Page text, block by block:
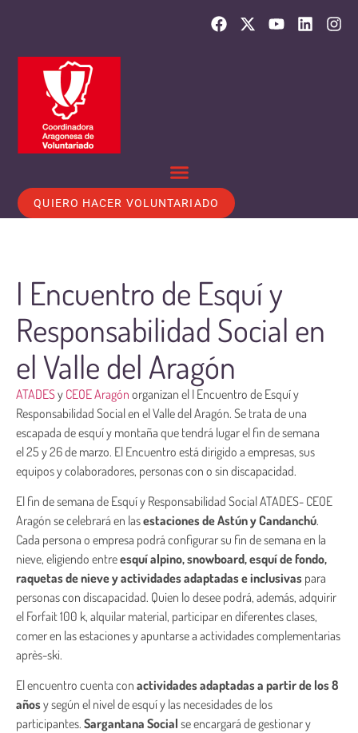
QUIERO HACER VOLUNTARIADO
I Encuentro de Esquí y
Responsabilidad Social en
el Valle del Aragón
ATADESy CEOE Aragón organizan el I Encuentro de Esquí y
Responsabilidad Social en el Valle del Aragón. Se trata de una
escapada de esquí y montaña que tendrá lugar el fin de semana
el 25 y 26 de marzo. El Encuentro está dirigido a empresas, sus
equipos y colaboradores, personas con o sin discapacidad.
El fin de semana de Esquí y Responsabilidad Social ATADES- CEOE
Aragón se celebrará en lasestaciones de Astún y Candanchú.
Cada persona o empresa podrá configurar su fin de semana en la
nieve, eligiendo entreesquí alpino, snowboard, esquí de fondo,
raquetas de nieve y actividades adaptadas e inclusivas para
personas con discapacidad. Quien lo desee podrá, además, adquirir
el Forfait 100 k, alquilar material, participar en diferentes clases,
comer en las estaciones y apuntarse a actividades complementarias
après-ski.
El encuentro cuenta con actividades adaptadas a partir de los 8
añosy según el nivel de esquí y las necesidades de los
participantes. Sargantana Social se encargará de gestionar y